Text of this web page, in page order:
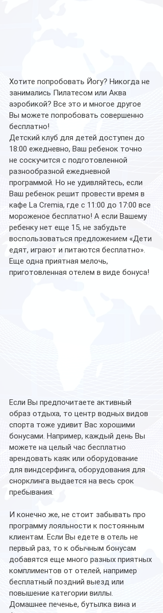
Хотите попробовать Йогу? Никогда не
занимались Пилатесом или Аква
аэробикой? Все это и многое другое
Вы можете попробовать совершенно
бесплатно!
Детский клуб для детей доступен до
18:00 ежедневно, Ваш ребенок точно
не соскучится с подготовленной
разнообразной ежедневной
программой. Но не удивляйтесь, если
Ваш ребенок решит провести время в
кафе La Cremia, где с 11:00 до 17:00 все
мороженое бесплатно! А если Вашему
ребенку нет еще 15, не забудьте
воспользоваться предложением «Дети
едят, играют и питаются бесплатно».
Еще одна приятная мелочь,
приготовленная отелем в виде бонуса!
Если Вы предпочитаете активный
образ отдыха, то центр водных видов
спорта тоже удивит Вас хорошими
бонусами. Например, каждый день Вы
можете на целый час бесплатно
арендовать каяк или оборудование
для виндсерфинга, оборудования для
снорклинга выдается на весь срок
пребывания.
И конечно же, не стоит забывать про
программу лояльности к постоянным
клиентам. Если Вы едете в отель не
первый раз, то к обычным бонусам
добавятся еще много разных приятных
комплиментов от отелей, например
бесплатный поздний выезд или
повышение категории виллы.
Домашнее печенье, бутылка вина и